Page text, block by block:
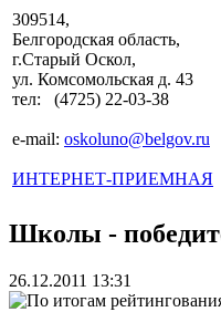
309514,
Белгородская область,
г.Старый Оскол,
ул. Комсомольская д. 43
тел: (4725) 22-03-38
e-mail: oskoluno@belgov.ru
ИНТЕРНЕТ-ПРИЕМНАЯ
Школы -
26.12.2011 13:31
По итогам